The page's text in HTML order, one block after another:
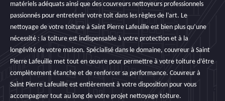
matériels adéquats ainsi que des couvreurs nettoyeurs professionnels
passionnés pour entretenir votre toit dans les règles de l’art. Le
nettoyage de votre toiture à Saint Pierre Lafeuille est bien plus qu’une
nécessité : la toiture est indispensable à votre protection et à la
longévité de votre maison. Spécialisé dans le domaine, couvreur à Saint
Pierre Lafeuille met tout en œuvre pour permettre à votre toiture d’être
complètement étanche et de renforcer sa performance. Couvreur à
Saint Pierre Lafeuille est entièrement à votre disposition pour vous
accompagner tout au long de votre projet nettoyage toiture.